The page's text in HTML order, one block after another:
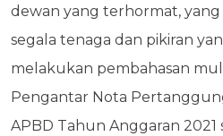
dewan yang terhormat,
segala tenaga dan pikiran
melakukan pembahasan
Pengantar Nota
APBD Tahun Anggaran 2021